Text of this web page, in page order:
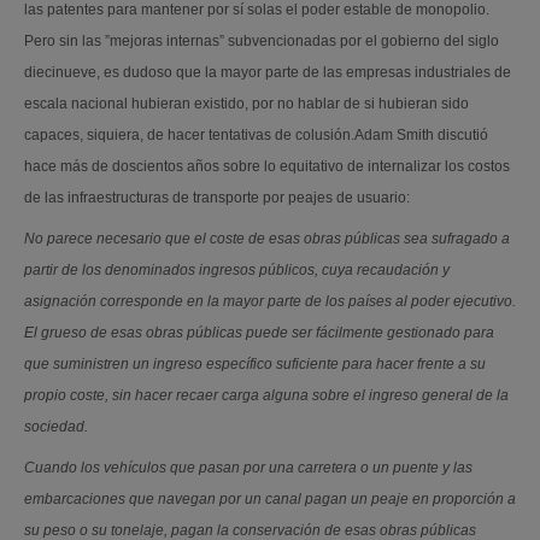
las patentes para mantener por sí solas el poder estable de monopolio.
Pero sin las ”mejoras internas” subvencionadas por el gobierno del siglo
diecinueve, es dudoso que la mayor parte de las empresas industriales de
escala nacional hubieran existido, por no hablar de si hubieran sido
capaces, siquiera, de hacer tentativas de colusión.Adam Smith discutió
hace más de doscientos años sobre lo equitativo de internalizar los costos
de las infraestructuras de transporte por peajes de usuario:
No parece necesario que el coste de esas obras públicas sea sufragado a
partir de los denominados ingresos públicos, cuya recaudación y
asignación corresponde en la mayor parte de los países al poder ejecutivo.
El grueso de esas obras públicas puede ser fácilmente gestionado para
que suministren un ingreso específico suficiente para hacer frente a su
propio coste, sin hacer recaer carga alguna sobre el ingreso general de la
sociedad.
Cuando los vehículos que pasan por una carretera o un puente y las
embarcaciones que navegan por un canal pagan un peaje en proporción a
su peso o su tonelaje, pagan la conservación de esas obras públicas